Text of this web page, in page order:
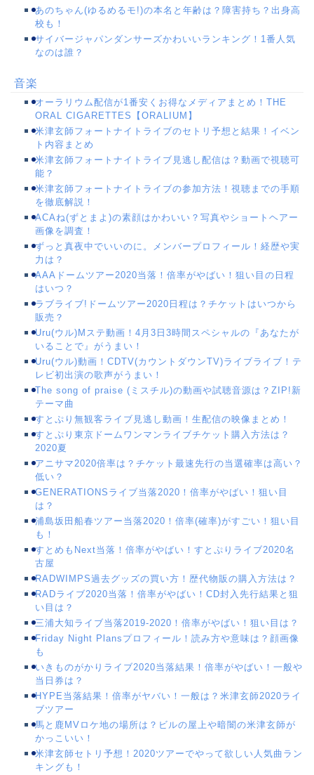
あのちゃん(ゆるめるモ!)の本名と年齢は？障害持ち？出身高
校も！
サイバージャパンダンサーズかわいいランキング！1番人気
なのは誰？
音楽
オーラリウム配信が1番安くお得なメディアまとめ！THE
ORAL CIGARETTES【ORALIUM】
米津玄師フォートナイトライブのセトリ予想と結果！イベン
ト内容まとめ
米津玄師フォートナイトライブ見逃し配信は？動画で視聴可
能？
米津玄師フォートナイトライブの参加方法！視聴までの手順
を徹底解説！
ACAね(ずとまよ)の素顔はかわいい？写真やショートヘアー
画像を調査！
ずっと真夜中でいいのに。メンバープロフィール！経歴や実
力は？
AAAドームツアー2020当落！倍率がやばい！狙い目の日程
はいつ？
ラブライブ!ドームツアー2020日程は？チケットはいつから
販売？
Uru(ウル)Mステ動画！4月3日3時間スペシャルの『あなたが
いることで』がうまい！
Uru(ウル)動画！CDTV(カウントダウンTV)ライブライブ！テ
レビ初出演の歌声がうまい！
The song of praise (ミスチル)の動画や試聴音源は？ZIP!新
テーマ曲
すとぷり無観客ライブ見逃し動画！生配信の映像まとめ！
すとぷり東京ドームワンマンライブチケット購入方法は？
2020夏
アニサマ2020倍率は？チケット最速先行の当選確率は高い？
低い？
GENERATIONSライブ当落2020！倍率がやばい！狙い目
は？
浦島坂田船春ツアー当落2020！倍率(確率)がすごい！狙い目
も！
すとめもNext当落！倍率がやばい！すとぷりライブ2020名
古屋
RADWIMPS過去グッズの買い方！歴代物販の購入方法は？
RADライブ2020当落！倍率がやばい！CD封入先行結果と狙
い目は？
三浦大知ライブ当落2019-2020！倍率がやばい！狙い目は？
Friday Night Plansプロフィール！読み方や意味は？顔画像
も
いきものがかりライブ2020当落結果！倍率がやばい！一般や
当日券は？
HYPE当落結果！倍率がヤバい！一般は？米津玄師2020ライ
ブツアー
馬と鹿MVロケ地の場所は？ビルの屋上や暗闇の米津玄師が
かっこいい！
米津玄師セトリ予想！2020ツアーでやって欲しい人気曲ラン
キングも！